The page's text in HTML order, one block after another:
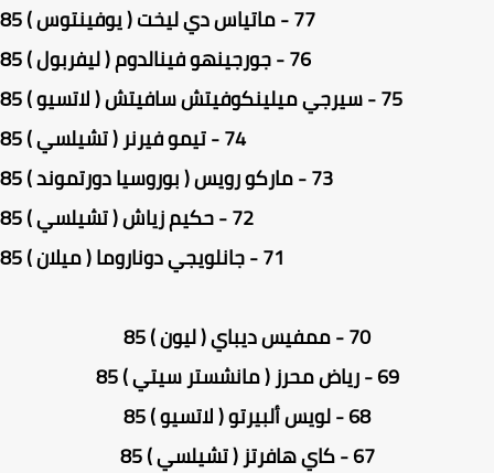
77 - ماتياس دي ليخت ( يوفينتوس ) 85
76 - جورجينهو فينالدوم ( ليفربول ) 85
75 - سيرجي ميلينكوفيتش سافيتش ( لاتسيو ) 85
74 - تيمو فيرنر ( تشيلسي ) 85
73 - ماركو رويس ( بوروسيا دورتموند ) 85
72 - حكيم زياش ( تشيلسي ) 85
70 - ممفيس ديباي ( ليون ) 85
69 - رياض محرز ( مانشستر سيتي ) 85
68 - لويس ألبيرتو ( لاتسيو ) 85
67 - كاي هافرتز ( تشيلسي ) 85